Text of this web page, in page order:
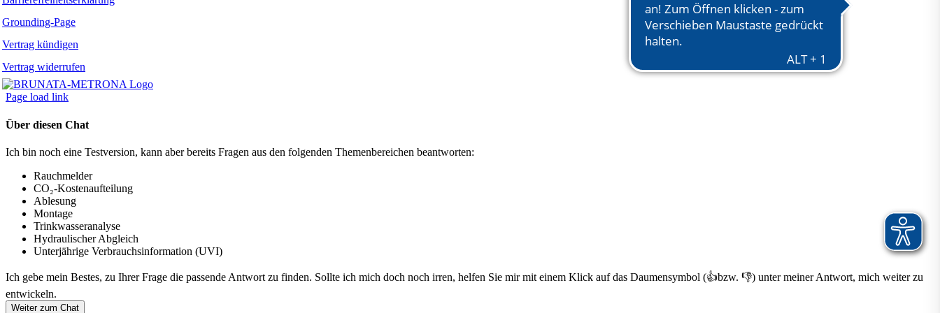
Grounding-Page
Vertrag kündigen
Vertrag widerrufen
Page load link
Über diesen Chat
Ich bin noch eine Testversion, kann aber bereits Fragen aus den folgenden Themenbereichen beantworten:
Rauchmelder
CO₂-Kostenaufteilung
Ablesung
Montage
Trinkwasseranalyse
Hydraulischer Abgleich
Unterjährige Verbrauchsinformation (UVI)
Ich gebe mein Bestes, zu Ihrer Frage die passende Antwort zu finden. Sollte ich mich doch noch irren, helfen Sie mir mit einem Klick auf das Daumensymbol (👍bzw. 👎) unter meiner Antwort, mich weiter zu
entwickeln.
Weiter zum Chat